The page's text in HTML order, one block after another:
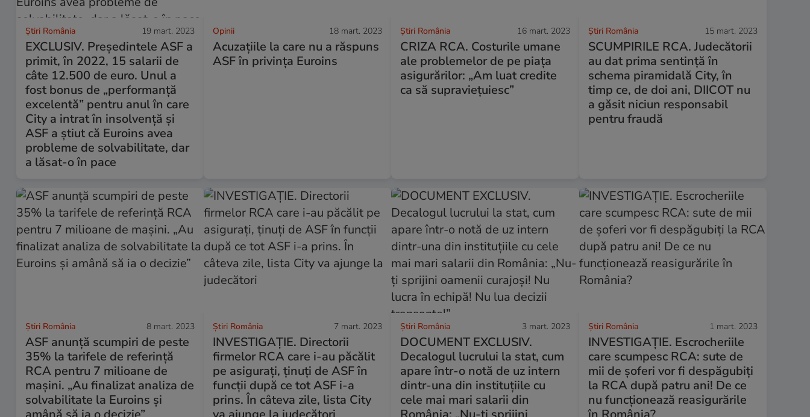
Știri România 19 mart. 2023
EXCLUSIV. Președintele ASF a
primit, în 2022, 15 salarii de
câte 12.500 de euro. Unul a
fost bonus de „performanță
excelentă” pentru anul în care
City a intrat în insolvență și
ASF a știut că Euroins avea
probleme de solvabilitate, dar
a lăsat-o în pace
Opinii 18 mart. 2023
Acuzațiile la care nu a răspuns
ASF în privința Euroins
Știri România 16 mart. 2023
CRIZA RCA. Costurile umane
ale problemelor de pe piața
asigurărilor: „Am luat credite
ca să supraviețuiesc”
Știri România 15 mart. 2023
SCUMPIRILE RCA. Judecătorii
au dat prima sentință în
schema piramidală City, în
timp ce, de doi ani, DIICOT nu
a găsit niciun responsabil
pentru fraudă
Știri România 8 mart. 2023
ASF anunță scumpiri de peste
35% la tarifele de referință
RCA pentru 7 milioane de
mașini. „Au finalizat analiza de
solvabilitate la Euroins și
Știri România 7 mart. 2023
INVESTIGAȚIE. Directorii
firmelor RCA care i-au păcălit
pe asigurați, ținuți de ASF în
funcții după ce tot ASF i-a
prins. În câteva zile, lista City
Știri România 3 mart. 2023
DOCUMENT EXCLUSIV.
Decalogul lucrului la stat, cum
apare într-o notă de uz intern
dintr-una din instituțiile cu
cele mai mari salarii din
Știri România 1 mart. 2023
INVESTIGAȚIE. Escrocheriile
care scumpesc RCA: sute de
mii de șoferi vor fi despăgubiți
la RCA după patru ani! De ce
nu funcționează reasigurările